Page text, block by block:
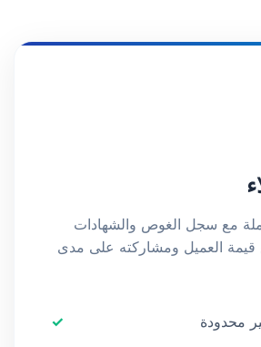
مع سجل الغوص والشهادات
قيمة العميل ومشاركته على مدى
محدودة